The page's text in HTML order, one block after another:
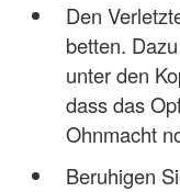
Den
betten.
unter den
dass das
Ohnmacht
Beruhigen